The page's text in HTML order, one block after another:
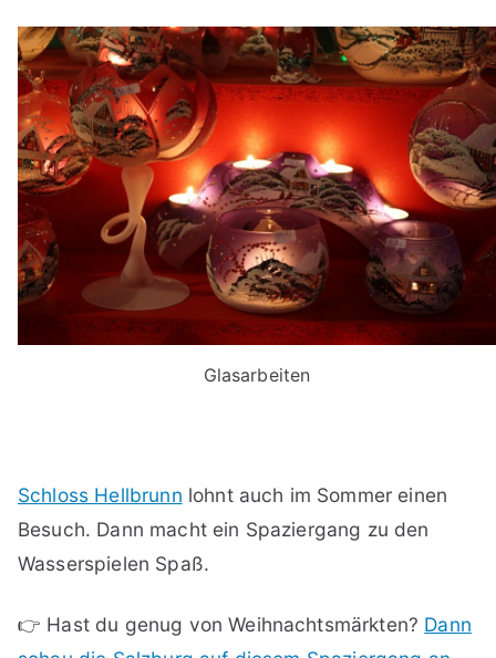
Glasarbeiten
Schloss Hellbrunn lohnt auch im Sommer einen
Besuch. Dann macht ein Spaziergang zu den
Wasserspielen Spaß.
👉 Hast du genug von Weihnachtsmärkten? Dann